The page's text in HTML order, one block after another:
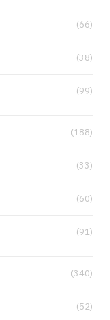
(66)
(38)
(99)
(188)
(33)
(60)
(91)
(340)
(52)